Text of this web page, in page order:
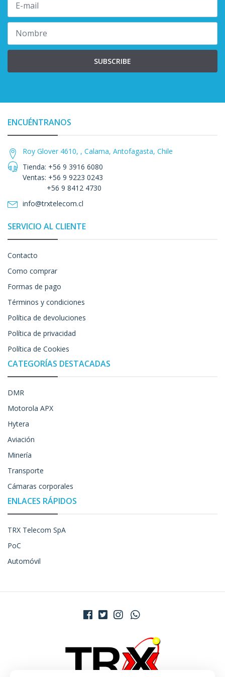
SUBSCRIBE
ENCUÉNTRANOS
Roy Glover 4610, , Calama, Antofagasta, Chile
Tienda: +56 9 3916 6080
Ventas: +56 9 9223 0243
+56 9 8412 4730
info@trxtelecom.cl
SERVICIO AL CLIENTE
Contacto
Como comprar
Formas de pago
Términos y condiciones
Política de devoluciones
Política de privacidad
Política de Cookies
CATEGORÍAS DESTACADAS
DMR
Motorola APX
Hytera
Aviación
Minería
Transporte
Cámaras corporales
ENLACES RÁPIDOS
TRX Telecom SpA
PoC
Automóvil